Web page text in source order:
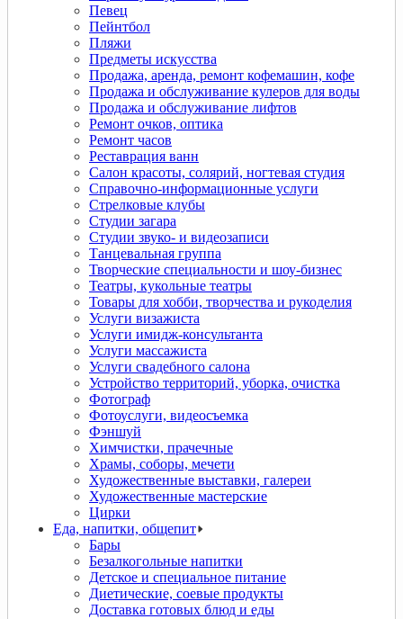
Певец
Пейнтбол
Пляжи
Предметы искусства
Продажа, аренда, ремонт кофемашин, кофе
Продажа и обслуживание кулеров для воды
Продажа и обслуживание лифтов
Ремонт очков, оптика
Ремонт часов
Реставрация ванн
Салон красоты, солярий, ногтевая студия
Справочно-информационные услуги
Стрелковые клубы
Студии загара
Студии звуко- и видеозаписи
Танцевальная группа
Творческие специальности и шоу-бизнес
Театры, кукольные театры
Товары для хобби, творчества и рукоделия
Услуги визажиста
Услуги имидж-консультанта
Услуги массажиста
Услуги свадебного салона
Устройство территорий, уборка, очистка
Фотограф
Фотоуслуги, видеосъемка
Фэншуй
Химчистки, прачечные
Храмы, соборы, мечети
Художественные выставки, галереи
Художественные мастерские
Цирки
Еда, напитки, общепит
Бары
Безалкогольные напитки
Детское и специальное питание
Диетические, соевые продукты
Доставка готовых блюд и еды